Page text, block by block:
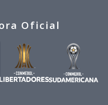
Oficial